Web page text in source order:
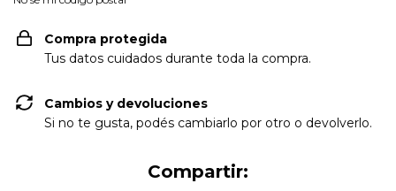
Compra protegida
Tus datos cuidados durante toda la compra.
Cambios y devoluciones
Si no te gusta, podés cambiarlo por otro o devolverlo.
Compartir: